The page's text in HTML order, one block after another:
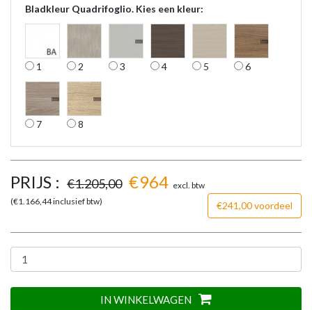
Bladkleur Quadrifoglio. Kies een kleur:
1 2 3 4 5 6
7 8
PRIJS : €1.205,00 €964 excl. btw
€241,00 voordeel
(€1.166,44inclusief btw)
IN WINKELWAGEN